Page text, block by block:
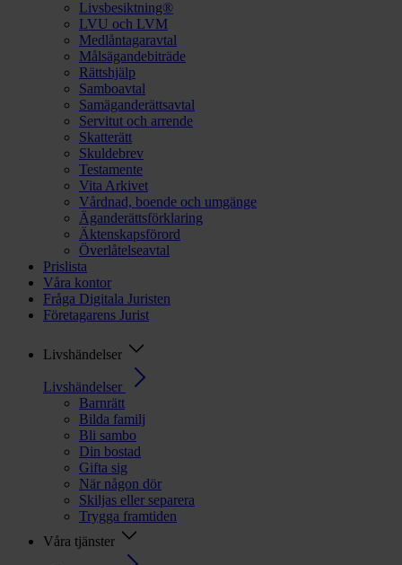
Livsbesiktning®
LVU och LVM
Medlåntagaravtal
Målsägandebiträde
Rättshjälp
Samboavtal
Samäganderättsavtal
Servitut och arrende
Skatterätt
Skuldebrev
Testamente
Vita Arkivet
Vårdnad, boende och umgänge
Äganderättsförklaring
Äktenskapsförord
Överlåtelseavtal
Prislista
Våra kontor
Fråga Digitala Juristen
Företagarens Jurist
Livshändelser
Livshändelser
Barnrätt
Bilda familj
Bli sambo
Din bostad
Gifta sig
När någon dör
Skiljas eller separera
Trygga framtiden
Våra tjänster